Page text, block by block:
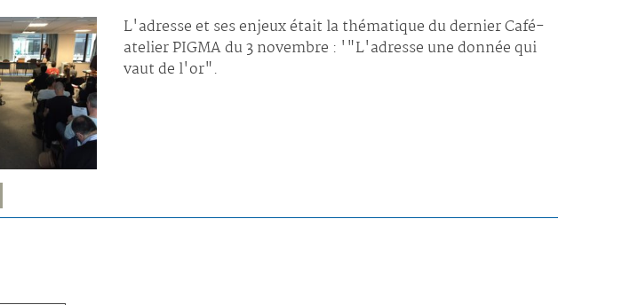
L'adresse et ses enjeux était la thématique du dernier Café-
atelier PIGMA du 3 novembre : '"L'adresse une donnée qui
vaut de l'or".